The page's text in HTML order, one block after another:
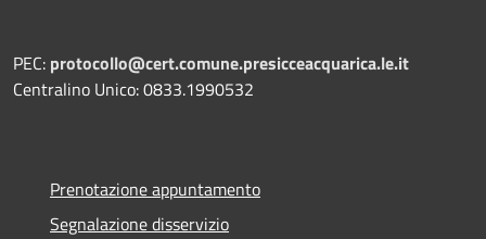
PEC: protocollo@cert.comune.presicceacquarica.le.it
Centralino Unico: 0833.1990532
Prenotazione appuntamento
Segnalazione disservizio